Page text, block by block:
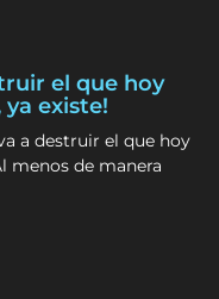
el que hoy
existe!
a destruir el que hoy
menos de manera